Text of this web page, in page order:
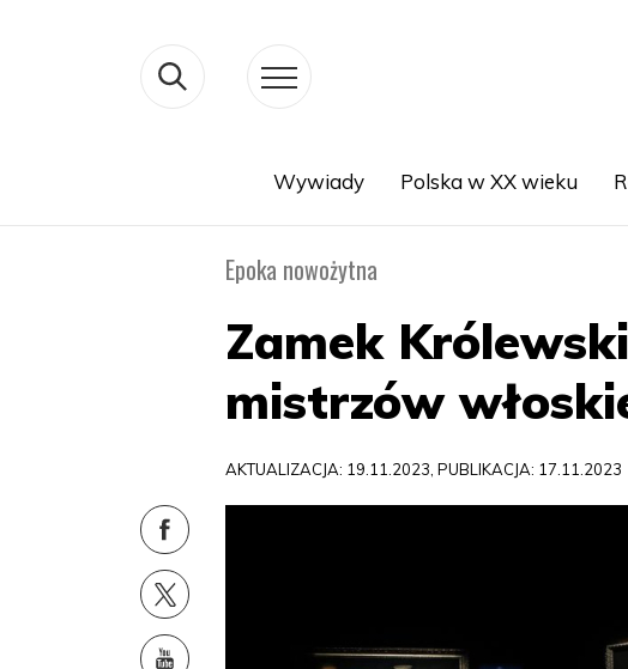
Wywiady Polska w XX wieku
Epoka nowożytna
Zamek
mistrzów
AKTUALIZACJA: 19.11.2023, PUBLIKACJA: 17.11.2023